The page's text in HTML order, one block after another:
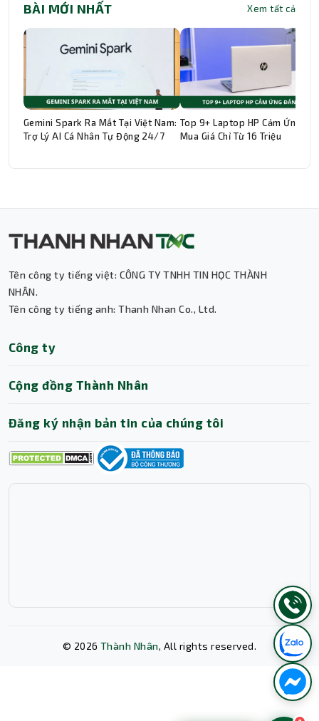
BÀI MỚI NHẤT Xem tất cả
Gemini Spark Ra Mắt Tại Việt Nam:
Trợ Lý AI Cá Nhân Tự Động 24/7
Top 9+ Laptop HP Cảm Ứng
Mua Giá Chỉ Từ 16 Triệu
Tên công ty tiếng việt: CÔNG TY TNHH TIN HỌC THÀNH
NHÂN.
Tên công ty tiếng anh: Thanh Nhan Co., Ltd.
Công ty
Cộng đồng Thành Nhân
Đăng ký nhận bản tin của chúng tôi
© 2026 Thành Nhân, All rights reserved.
Trợ lý AI • Phản hồi tức thì